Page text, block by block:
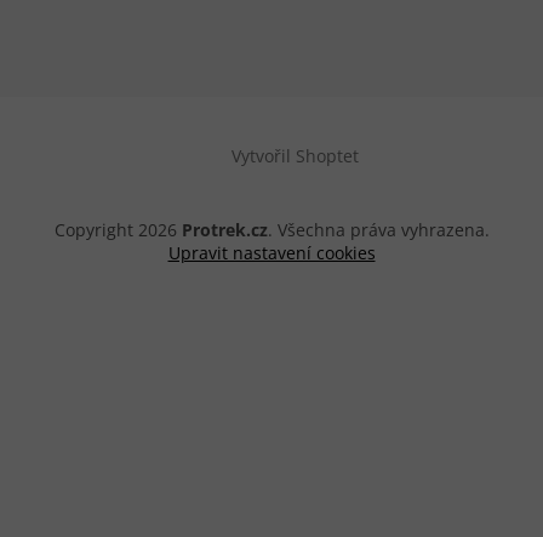
Vytvořil Shoptet
Copyright 2026 Protrek.cz. Všechna práva vyhrazena.
Upravit nastavení cookies